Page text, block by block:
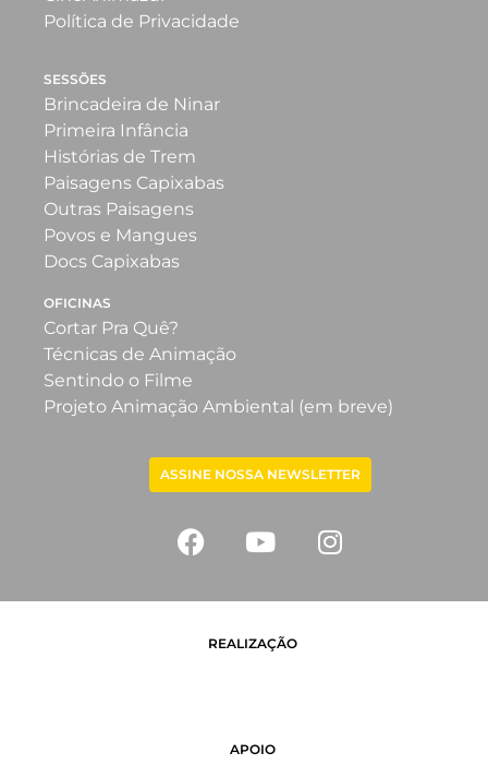
Política de Privacidade
SESSÕES
Brincadeira de Ninar
Primeira Infância
Histórias de Trem
Paisagens Capixabas
Outras Paisagens
Povos e Mangues
Docs Capixabas
OFICINAS
Cortar Pra Quê?
Técnicas de Animação
Sentindo o Filme
Projeto Animação Ambiental (em breve)
ASSINE NOSSA NEWSLETTER
REALIZAÇÃO
APOIO